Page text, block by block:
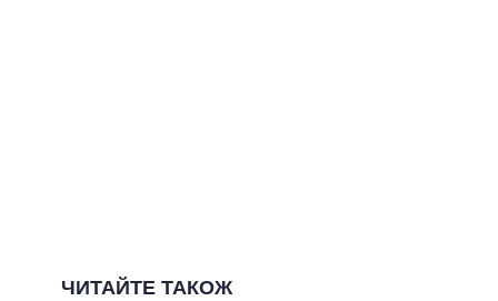
ЧИТАЙТЕ ТАКОЖ